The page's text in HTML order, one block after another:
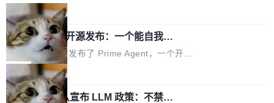
也为产业链企业探索产品创新与商业增长打开新
的空间。 8月14日，开源鸿蒙智能硬件开发者日
（OHDD：OpenHarmony Hardware Develope
r Day）将在杭州启航。活动面向智能硬件产业
链企业和开发者，邀请行业专家与资深技术顾
问，围绕开源鸿蒙技术能力、设备适配、芯片适
配、功耗与稳定性调优、兼容性测评及统一互联
模服务降级，Actions 完全不可用超过 5 小时，
webhook 停发，连自托管 runner 也因调度层故
障无法工作。Pages、Copilot code review、C
opilot coding agent 全部受影响。从检测到完全
恢复，大约 12 小时。 这是 2026 年 8 月的第六
起事故，其中四起与 AI/Copilot 服务相关。 Git
Hub 员工 kdaigle 在 HN 讨论中贴出了一组数
局
Prime Agent 开源发布：一个能自我改
进的编程 Agent，ARC-AGI 3 超越人类
专家基线
Prime Intellect 发布了 Prime Agent，一个开源
的编程 Agent Harness，核心设计围绕两个抽
象：Recursive Language Model（RLM）和 C
ontinual Harness。在 ARC-AGI 3 基准测试
局
Rust 项目团队宣布 LLM 政策：不禁